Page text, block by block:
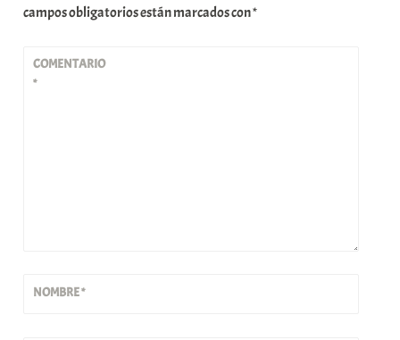
campos obligatorios están marcados con*
COMENTARIO
*
NOMBRE*